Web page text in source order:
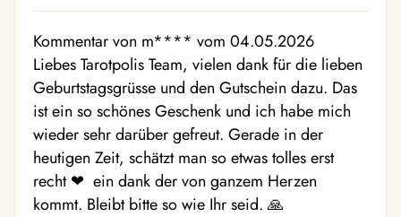
Kommentar von m**** vom 04.05.2026
Liebes Tarotpolis Team, vielen dank für die lieben
Geburtstagsgrüsse und den Gutschein dazu. Das
ist ein so schönes Geschenk und ich habe mich
wieder sehr darüber gefreut. Gerade in der
heutigen Zeit, schätzt man so etwas tolles erst
recht ❤ ️ ein dank der von ganzem Herzen
kommt. Bleibt bitte so wie Ihr seid. 🙏